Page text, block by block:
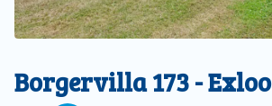
Borgervilla 173 - Exloo